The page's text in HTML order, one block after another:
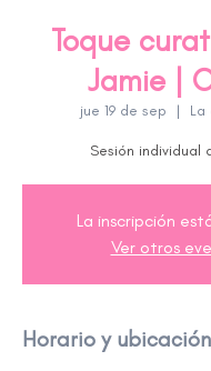
Toque
Jamie |
jue 19 de sep
  |
La
Sesión individual
La inscripción
Ver otros
Horario y ubicación